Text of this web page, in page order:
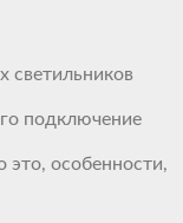
светильников
подключение
это, особенности,